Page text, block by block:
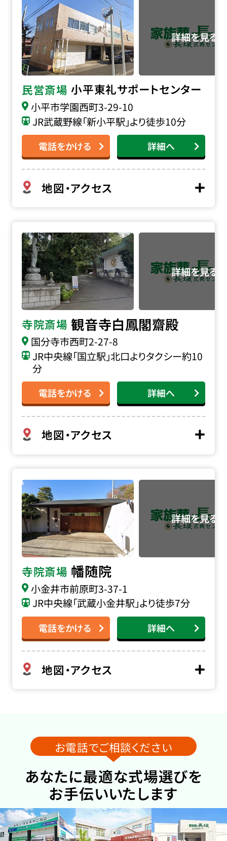
民営斎場 小平東礼サポートセンター
小平市学園西町3-29-10
JR武蔵野線「新小平駅」より徒歩10分
電話をかける 詳細へ
地図・アクセス
寺院斎場 観音寺白鳳閣齋殿
国分寺市西町2-27-8
JR中央線「国立駅」北口よりタクシー約10
分
電話をかける 詳細へ
地図・アクセス
観音寺 白鳳閣齋殿の詳細へ
寺院斎場 幡随院
小金井市前原町3-37-1
JR中央線「武蔵小金井駅」より徒歩7分
電話をかける 詳細へ
地図・アクセス
お電話でご相談ください
あなたに最適な式場選びを
お手伝いいたします